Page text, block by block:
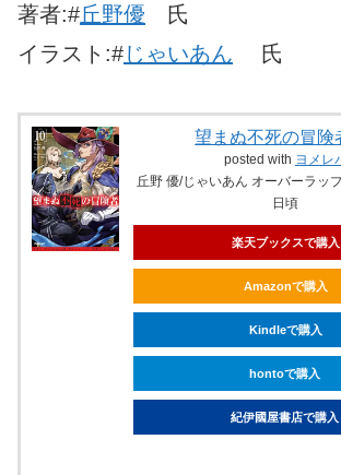
著者:#丘野優 氏
イラスト:#じゃいあん 氏
望まぬ不死の冒険
posted with ヨメレ
丘野 優/じゃいあん オーバーラッ
日頃
楽天ブックスで購入
Amazonで購入
Kindleで購入
hontoで購入
紀伊國屋書店で購入